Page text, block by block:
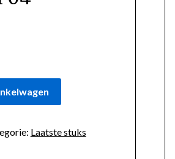
Laatste stuks